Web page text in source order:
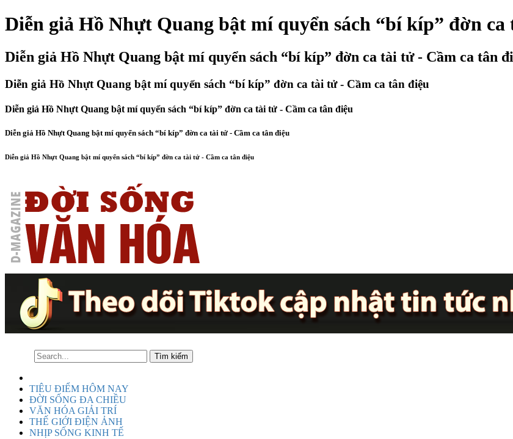
Diễn giả Hồ Nhựt Quang bật mí quyển sách “bí kíp” đờn
Diễn giả Hồ Nhựt Quang bật mí quyển sách “bí kíp” đờn ca tài tử - Cầm ca tân
Diễn giả Hồ Nhựt Quang bật mí quyển sách “bí kíp” đờn ca tài tử - Cầm ca tân điệu
Diễn giả Hồ Nhựt Quang bật mí quyển sách “bí kíp” đờn ca tài tử - Cầm ca tân điệu
Diễn giả Hồ Nhựt Quang bật mí quyển sách “bí kíp” đờn ca tài tử - Cầm ca tân điệu
Diễn giả Hồ Nhựt Quang bật mí quyển sách “bí kíp” đờn ca tài tử - Cầm ca tân điệu
TIÊU ĐIỂM HÔM NAY
ĐỜI SỐNG ĐA CHIỀU
VĂN HÓA GIẢI TRÍ
THẾ GIỚI ĐIỆN ẢNH
NHỊP SỐNG KINH TẾ